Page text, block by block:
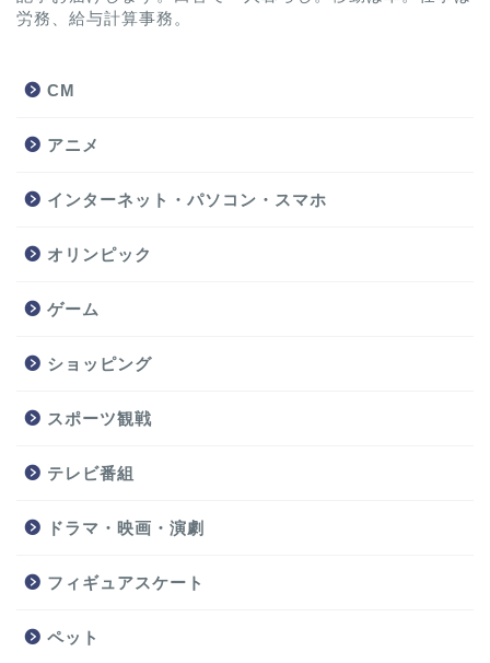
労務、給与計算事務。
CM
アニメ
インターネット・パソコン・スマホ
オリンピック
ゲーム
ショッピング
スポーツ観戦
テレビ番組
ドラマ・映画・演劇
フィギュアスケート
ペット